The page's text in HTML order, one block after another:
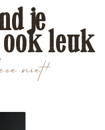
niet!
je
leuk